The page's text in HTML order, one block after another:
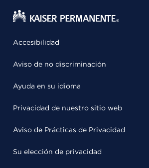
Accesibilidad
Aviso de no discriminación
Ayuda en su idioma
Privacidad de nuestro sitio web
Aviso de Prácticas de Privacidad
Su elección de privacidad